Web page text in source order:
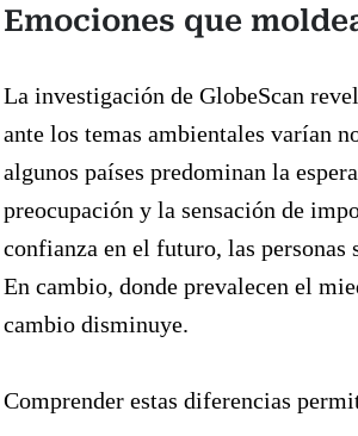
Emociones que
La investigación de GlobeScan
ante los temas ambientales varían
algunos países predominan la
preocupación y la sensación de
confianza en el futuro, las personas
En cambio, donde prevalecen el
cambio disminuye.
Comprender estas diferencias